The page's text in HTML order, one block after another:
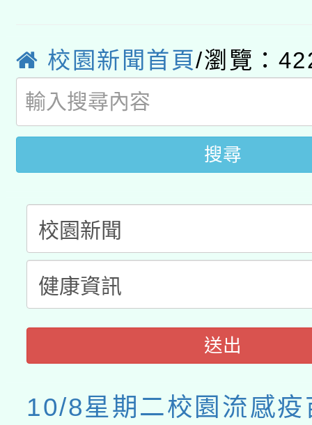
薪期間赴陸應申請許可
業技術研究院辦理「
用水績優單位及節水達
115年8月22日(星期六
桃園市孔廟祈福系列
開 智慧啟航」
2026年桃園地景藝術
校園新聞首頁/瀏覽：
搜尋
送出
10/8星期二校園流感疫